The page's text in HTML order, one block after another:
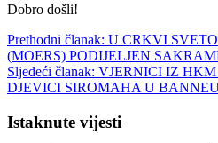
Dobro došli!
Prethodni članak: U CRKVI
(MOERS) PODIJELJEN
Sljedeći članak: VJERNICI IZ
DJEVICI SIROMAHA U
Istaknute vijesti